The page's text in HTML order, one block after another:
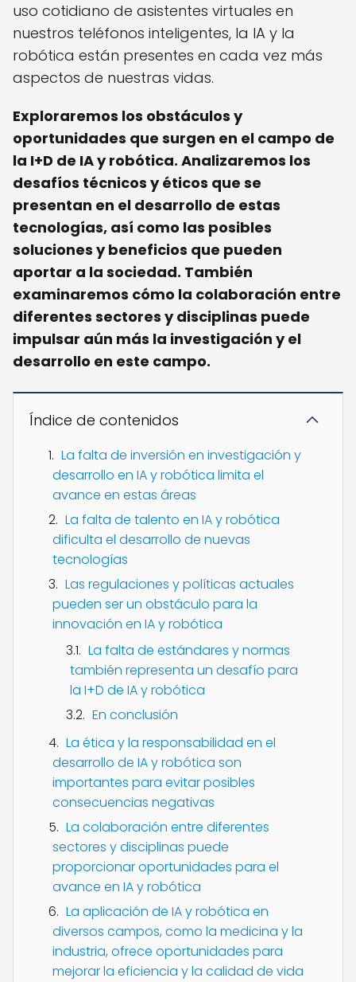
uso cotidiano de asistentes virtuales en
nuestros teléfonos inteligentes, la IA y la
robótica están presentes en cada vez más
aspectos de nuestras vidas.
Exploraremos los obstáculos y
oportunidades que surgen en el campo de
la I+D de IA y robótica. Analizaremos los
desafíos técnicos y éticos que se
presentan en el desarrollo de estas
tecnologías, así como las posibles
soluciones y beneficios que pueden
aportar a la sociedad. También
examinaremos cómo la colaboración entre
diferentes sectores y disciplinas puede
impulsar aún más la investigación y el
desarrollo en este campo.
Índice de contenidos
La falta de inversión en investigación y
desarrollo en IA y robótica limita el
avance en estas áreas
La falta de talento en IA y robótica
dificulta el desarrollo de nuevas
tecnologías
Las regulaciones y políticas actuales
pueden ser un obstáculo para la
innovación en IA y robótica
La falta de estándares y normas
también representa un desafío para
la I+D de IA y robótica
En conclusión
La ética y la responsabilidad en el
desarrollo de IA y robótica son
importantes para evitar posibles
consecuencias negativas
La colaboración entre diferentes
sectores y disciplinas puede
proporcionar oportunidades para el
avance en IA y robótica
La aplicación de IA y robótica en
diversos campos, como la medicina y la
industria, ofrece oportunidades para
mejorar la eficiencia y la calidad de vida